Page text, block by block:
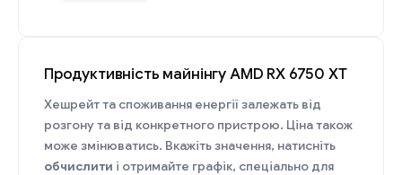
Продуктивність майнінгу AMD RX 6750 XT
Хешрейт та споживання енергії залежать від
розгону та від конкретного пристрою. Ціна також
може змінюватись. Вкажіть значення, натисніть
обчислити і отримайте графік, спеціально для